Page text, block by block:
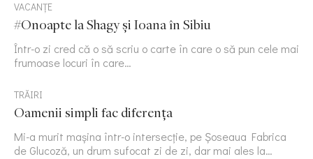
VACANȚE
#Onoapte la Shagy și Ioana în Sibiu
Într-o zi cred că o să scriu o carte în care o să pun cele mai
frumoase locuri în care…
TRĂIRI
Oamenii simpli fac diferența
Mi-a murit mașina într-o intersecție, pe Șoseaua Fabrica
de Glucoză, un drum sufocat zi de zi, dar mai ales la…